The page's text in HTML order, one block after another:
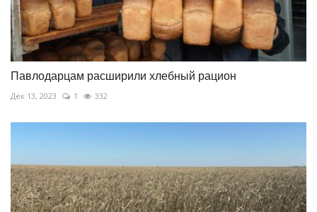
Павлодарцам расширили хлебный рацион
Дек 13, 2023 1 332